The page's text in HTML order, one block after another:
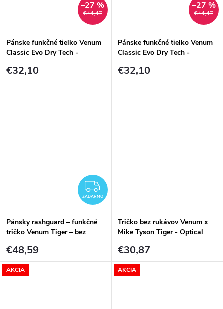
€44,47
–27 %
Pánske funkčné tielko Venum
Classic Evo Dry Tech -
€32,10
€44,47
–27 %
Pánske funkčné tielko Venum
Classic Evo Dry Tech -
€32,10
ZADARMO
ZADARMO
Pánsky rashguard – funkčné
tričko Venum Tiger – bez
€48,59
Tričko bez rukávov Venum x
Mike Tyson Tiger - Optical
€30,87
AKCIA AKCIA